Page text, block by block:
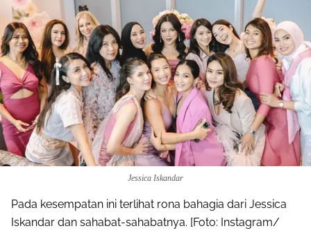
Jessica Iskandar
Pada kesempatan ini terlihat rona bahagia dari Jessica
Iskandar dan sahabat-sahabatnya. [Foto: Instagram/